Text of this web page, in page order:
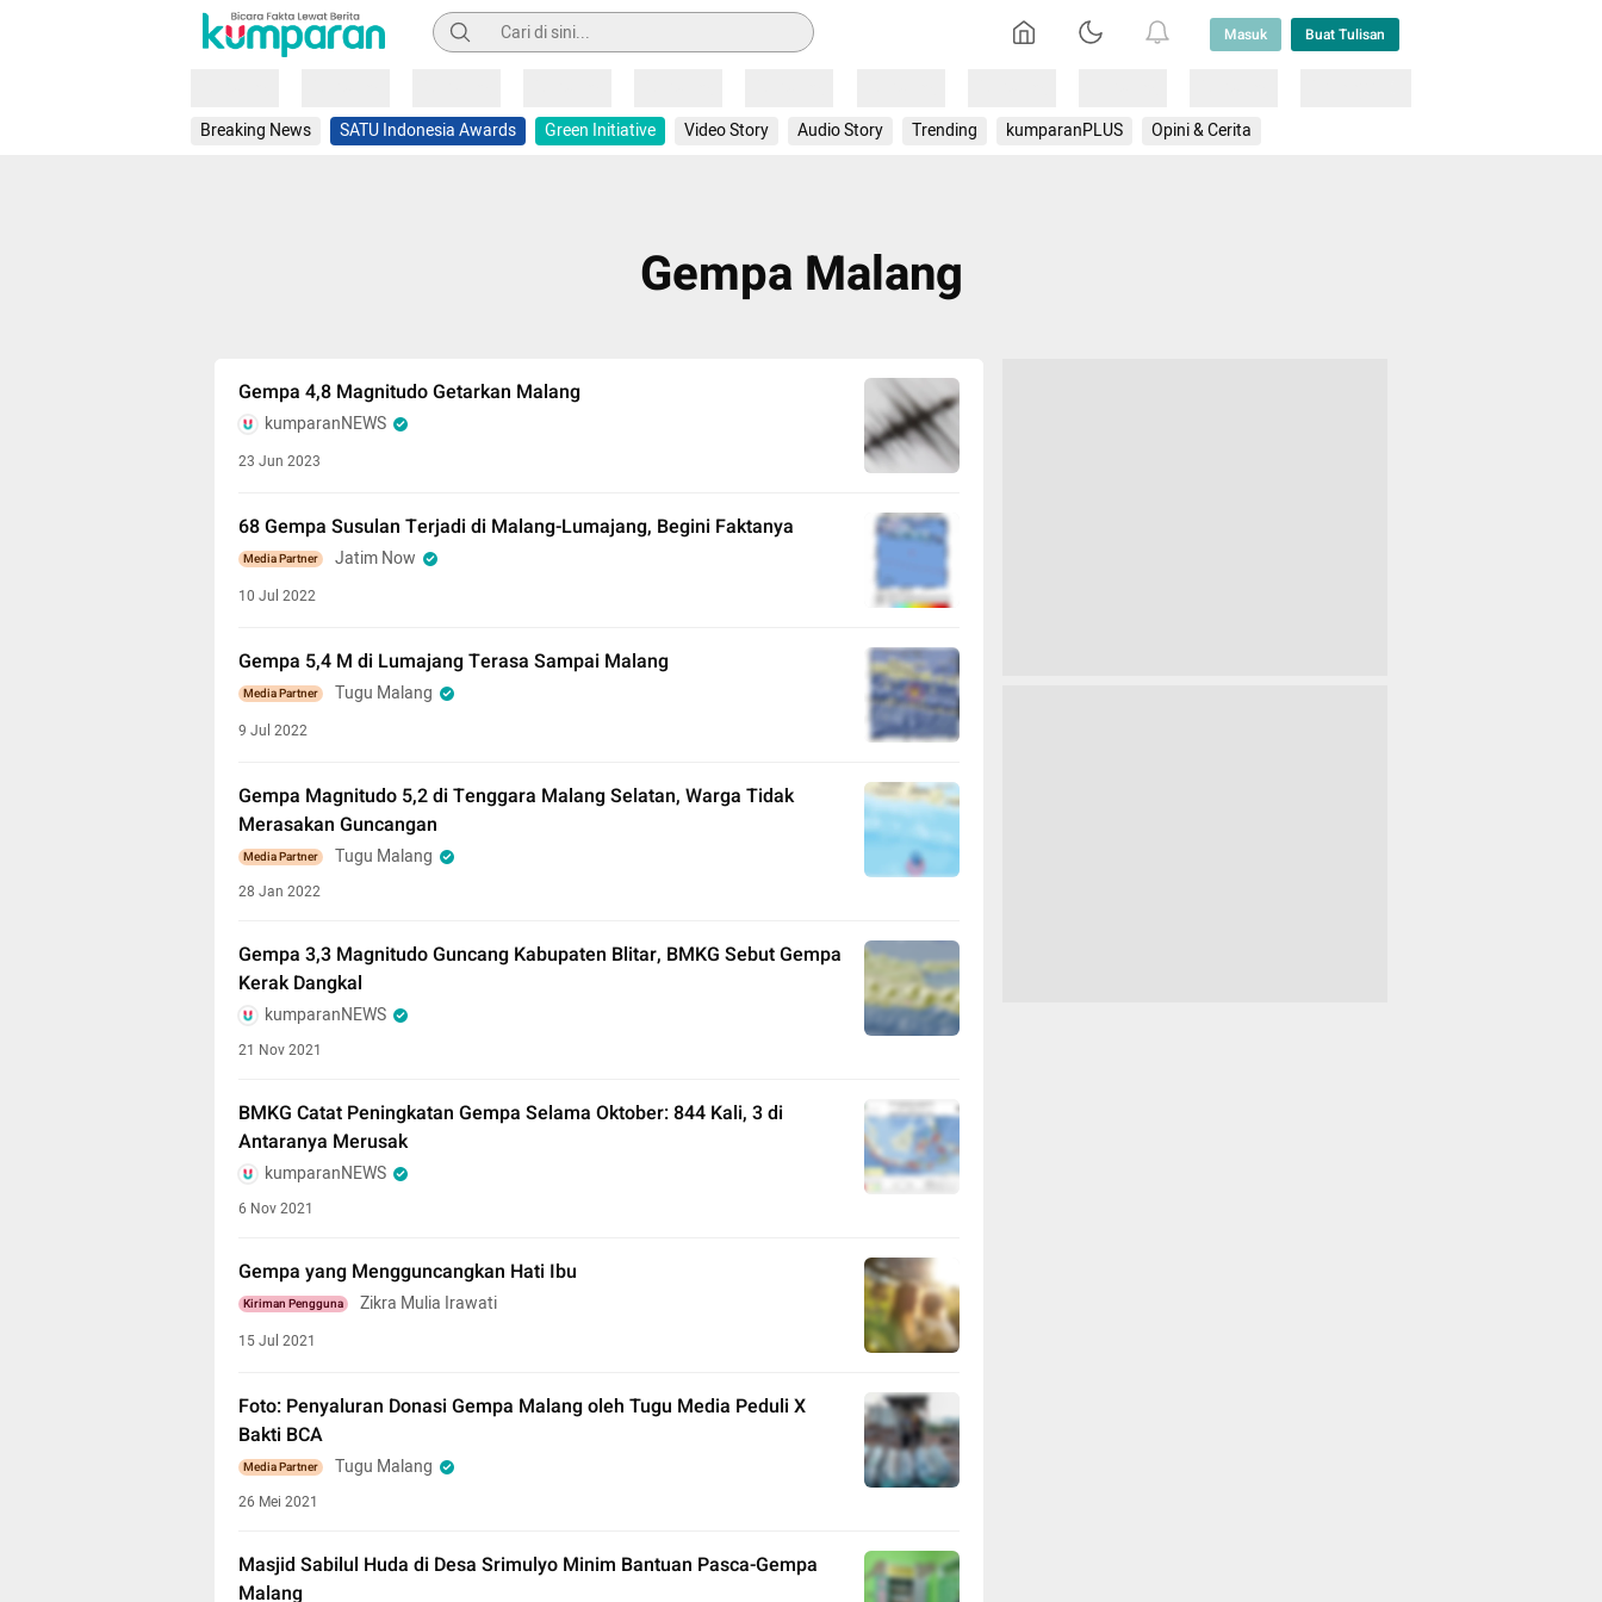
Pencarian Masuk Buat Tulisan
Breaking News SATU Indonesia Awards Green Initiative Video Story Audio Story Trending kumparanPLUS Opini & Cerita
Gempa Malang
Gempa 4,8 Magnitudo Getarkan Malang
kumparanNEWS
23 Jun 2023
68 Gempa Susulan Terjadi di Malang-Lumajang, Begini Faktanya
Media Partner Jatim Now
10 Jul 2022
Gempa 5,4 M di Lumajang Terasa Sampai Malang
Media Partner Tugu Malang
9 Jul 2022
Gempa Magnitudo 5,2 di Tenggara Malang Selatan, Warga Tidak
Merasakan Guncangan
Media Partner Tugu Malang
28 Jan 2022
Gempa 3,3 Magnitudo Guncang Kabupaten Blitar, BMKG Sebut Gempa
Kerak Dangkal
kumparanNEWS
21 Nov 2021
BMKG Catat Peningkatan Gempa Selama Oktober: 844 Kali, 3 di
Antaranya Merusak
kumparanNEWS
6 Nov 2021
Gempa yang Mengguncangkan Hati Ibu
Kiriman Pengguna Zikra Mulia Irawati
15 Jul 2021
Foto: Penyaluran Donasi Gempa Malang oleh Tugu Media Peduli X
Bakti BCA
Media Partner Tugu Malang
26 Mei 2021
Masjid Sabilul Huda di Desa Srimulyo Minim Bantuan Pasca-Gempa
Malang